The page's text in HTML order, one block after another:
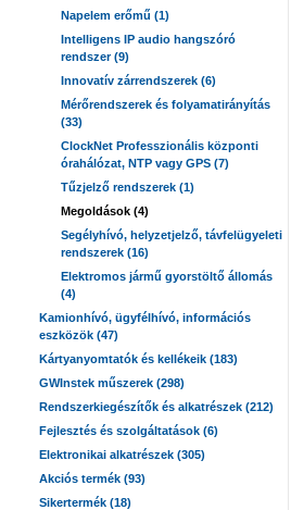
Napelem erőmű (1)
Intelligens IP audio hangszóró
rendszer (9)
Innovatív zárrendszerek (6)
Mérőrendszerek és folyamatirányítás
(33)
ClockNet Professzionális központi
órahálózat, NTP vagy GPS (7)
Tűzjelző rendszerek (1)
Megoldások (4)
Segélyhívó, helyzetjelző, távfelügyeleti
rendszerek (16)
Elektromos jármű gyorstöltő állomás
(4)
Kamionhívó, ügyfélhívó, információs
eszközök (47)
Kártyanyomtatók és kellékeik (183)
GWInstek műszerek (298)
Rendszerkiegészítők és alkatrészek (212)
Fejlesztés és szolgáltatások (6)
Elektronikai alkatrészek (305)
Akciós termék (93)
Sikertermék (18)